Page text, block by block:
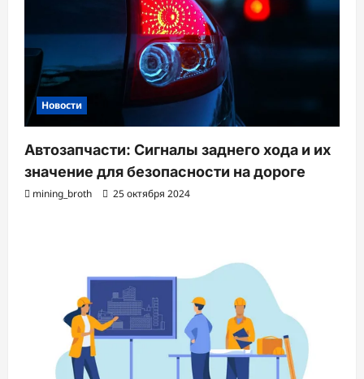
Новости
Автозапчасти: Сигналы заднего хода и их
значение для безопасности на дороге
mining_broth 25 октября 2024